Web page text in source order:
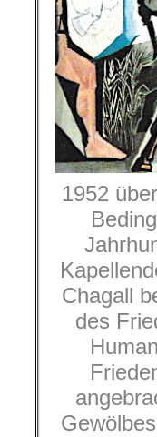
1952
Chagall
des